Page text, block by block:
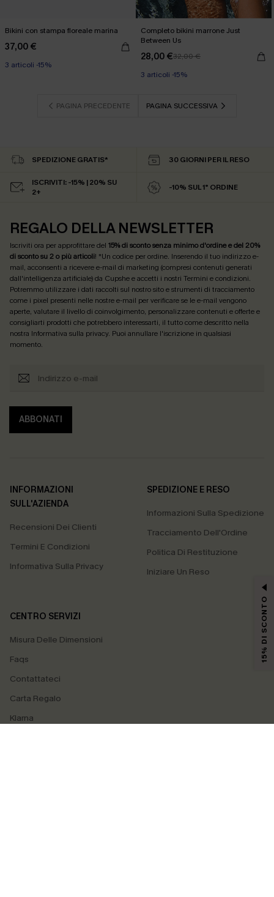
Bikini con stampa floreale marina
37,00 €
3 articoli -15%
Completo bikini marrone Just
Between Us
28,00 €32,00 €
3 articoli -15%
PAGINA PRECEDENTE PAGINA SUCCESSIVA
SPEDIZIONE GRATIS* 30 GIORNI PER IL RESO
ISCRIVITI: -15% | 20% SU
2+
-10% SUL 1° ORDINE
REGALO DELLA NEWSLETTER
Iscriviti ora per approfittare del 15% di sconto senza minimo d'ordine e del 20%
di sconto su 2 o più articoli! *Un codice per ordine. Inserendo il tuo indirizzo e-
mail, acconsenti a ricevere e-mail di marketing (compresi contenuti generati
dall'intelligenza artificiale) da Cupshe e accetti i nostri Termini e condizioni.
Potremmo utilizzare i dati raccolti sul nostro sito e strumenti di tracciamento
come i pixel presenti nelle nostre e-mail per verificare se le e-mail vengono
aperte, valutare il livello di coinvolgimento, personalizzare contenuti e offerte e
consigliarti prodotti che potrebbero interessarti, il tutto come descritto nella
nostra Informativa sulla privacy. Puoi annullare l'iscrizione in qualsiasi
momento.
ABBONATI
INFORMAZIONI
SULL'AZIENDA
Recensioni Dei Clienti
Termini E Condizioni
Informativa Sulla Privacy
SPEDIZIONE E RESO
Informazioni Sulla Spedizione
Tracciamento Dell'Ordine
Politica Di Restituzione
Iniziare Un Reso
CENTRO SERVIZI
Misura Delle Dimensioni
Faqs
Contattateci
Carta Regalo
Klarna
15% DI SCONTO